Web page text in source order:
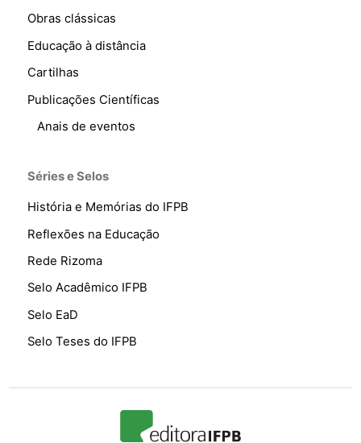
Obras clássicas
Educação à distância
Cartilhas
Publicações Científicas
Anais de eventos
Séries e Selos
História e Memórias do IFPB
Reflexões na Educação
Rede Rizoma
Selo Acadêmico IFPB
Selo EaD
Selo Teses do IFPB